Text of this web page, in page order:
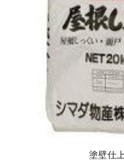
塗壁仕